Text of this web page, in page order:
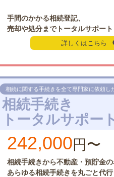
手間のかかる相続登記、
売却や処分までトータルサポート
詳しくはこちら
相続に関する手続きを全て専門家に依頼し
相続手続き
トータルサポー
242,000円〜
相続手続きから不動産・預貯金
あらゆる相続手続きを丸ごと代行